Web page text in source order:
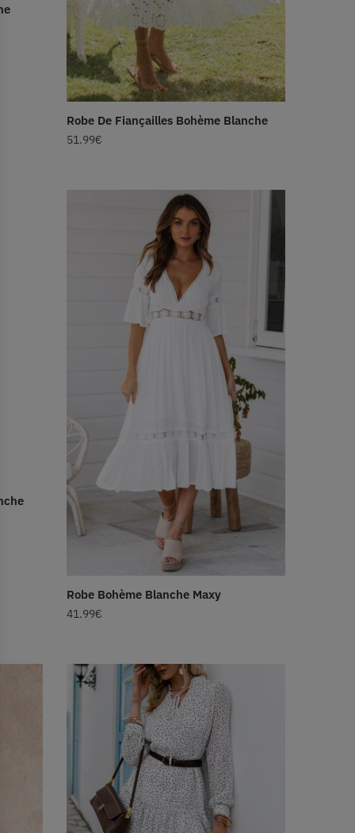
Robe De Fiançailles Bohème Blanche
51.99€
Robe Bohème Blanche Maxy
41.99€